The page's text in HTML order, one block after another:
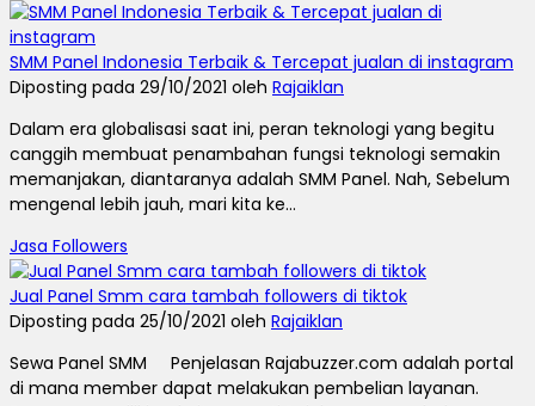
SMM Panel Indonesia Terbaik & Tercepat jualan di instagram
Diposting pada 29/10/2021 oleh Rajaiklan
Dalam era globalisasi saat ini, peran teknologi yang begitu
canggih membuat penambahan fungsi teknologi semakin
memanjakan, diantaranya adalah SMM Panel. Nah, Sebelum
mengenal lebih jauh, mari kita ke...
Jasa Followers
Jual Panel Smm cara tambah followers di tiktok
Diposting pada 25/10/2021 oleh Rajaiklan
Sewa Panel SMM Penjelasan Rajabuzzer.com adalah portal
di mana member dapat melakukan pembelian layanan.